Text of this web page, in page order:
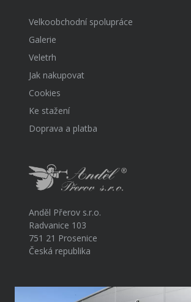
Velkoobchodní spolupráce
Galerie
Veletrh
Jak nakupovat
Cookies
Ke stažení
Doprava a platba
Anděl Přerov s.r.o.
Radvanice 103
751 21 Prosenice
Česká republika